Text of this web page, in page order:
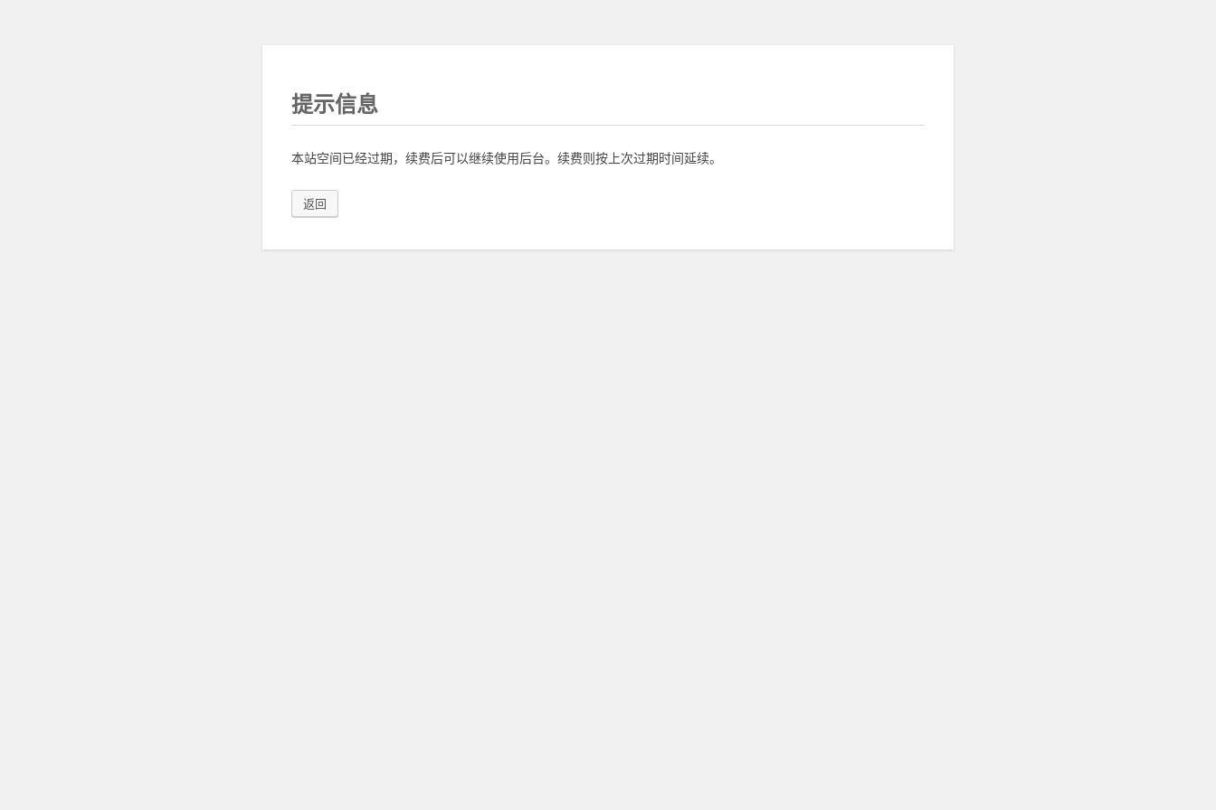
提示信息
本站空间已经过期，续费后可以继续使用后台。续费则按上次过期时间延续。
返回